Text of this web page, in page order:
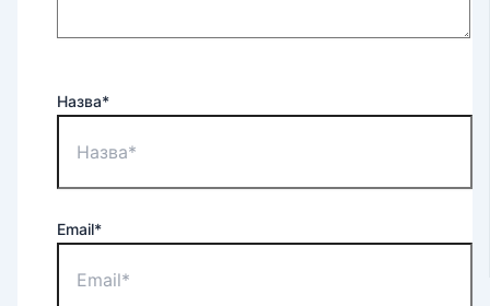
Назва*
Email*